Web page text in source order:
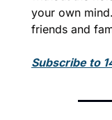
your own
friends and
Subscribe to